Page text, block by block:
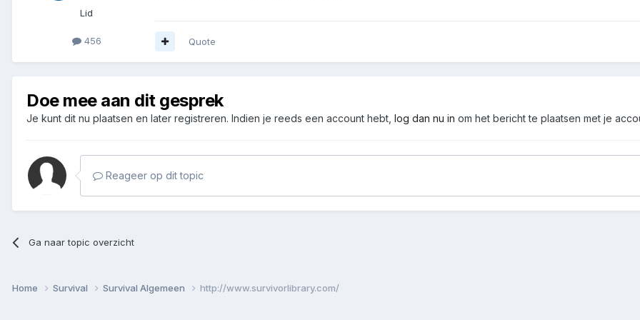
Lid
456 Quote
Doe mee aan dit gesprek
Je kunt dit nu plaatsen en later registreren. Indien je reeds een account hebt, log dan nu in om het bericht te plaatsen met je
Reageer op dit topic
Ga naar topic overzicht
Home Survival Survival Algemeen http://www.survivorlibrary.com/